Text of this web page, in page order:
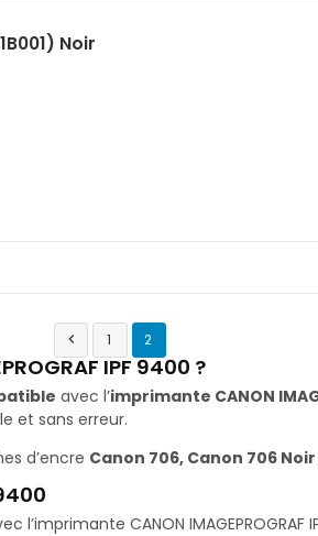
Noir
 1 2
IPF 9400 ?
avec l’imprimante CANON
et sans erreur.
d’encre Canon 706, Canon 706 Noir
l’imprimante CANON